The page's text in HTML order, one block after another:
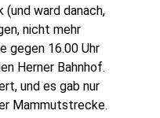
(und ward danach,
nicht mehr
gegen 16.00 Uhr
Herner Bahnhof.
und es gab nur
Mammutstrecke.